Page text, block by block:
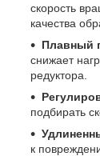
скорость
качества
Плавный
снижает
редуктора.
подбирать
к